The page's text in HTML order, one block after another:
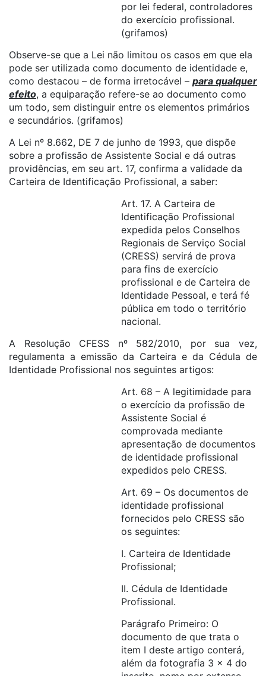
por lei federal, controladores
do exercício profissional.
(grifamos)
Observe-se que a Lei não limitou os casos em que ela
pode ser utilizada como documento de identidade e,
como destacou – de forma irretocável – para qualquer
efeito, a equiparação refere-se ao documento como
um todo, sem distinguir entre os elementos primários
e secundários. (grifamos)
A Lei nº 8.662, DE 7 de junho de 1993, que dispõe
sobre a profissão de Assistente Social e dá outras
providências, em seu art. 17, confirma a validade da
Carteira de Identificação Profissional, a saber:
Art. 17. A Carteira de
Identificação Profissional
expedida pelos Conselhos
Regionais de Serviço Social
(CRESS) servirá de prova
para fins de exercício
profissional e de Carteira de
Identidade Pessoal, e terá fé
pública em todo o território
nacional.
A Resolução CFESS nº 582/2010, por sua vez,
regulamenta a emissão da Carteira e da Cédula de
Identidade Profissional nos seguintes artigos:
Art. 68 – A legitimidade para
o exercício da profissão de
Assistente Social é
comprovada mediante
apresentação de documentos
de identidade profissional
expedidos pelo CRESS.
Art. 69 – Os documentos de
identidade profissional
fornecidos pelo CRESS são
os seguintes:
I. Carteira de Identidade
Profissional;
II. Cédula de Identidade
Profissional.
Parágrafo Primeiro: O
documento de que trata o
item I deste artigo conterá,
além da fotografia 3 x 4 do